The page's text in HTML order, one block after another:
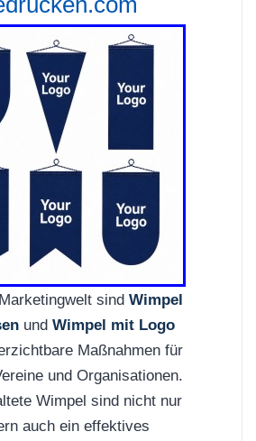
sind Wimpel
und Wimpel mit Logo
Maßnahmen für
und Organisationen.
Wimpel sind nicht nur
auch ein effektives